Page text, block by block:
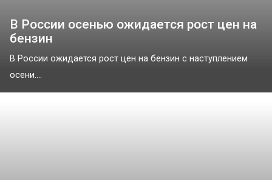
В России осенью ожидается рост цен на
бензин
В России ожидается рост цен на бензин с наступлением
осени....